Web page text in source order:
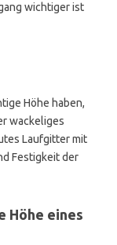
wichtiger ist
Höhe haben,
wackeliges
Laufgitter mit
Festigkeit der
Höhe eines